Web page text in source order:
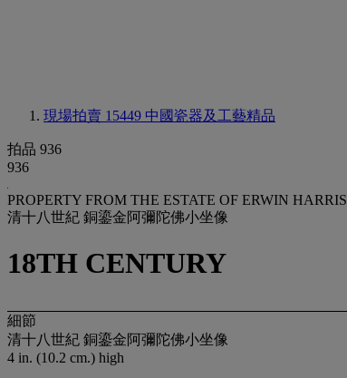
現場拍賣 15449 中國瓷器及工藝精品
拍品 936
936
PROPERTY FROM THE ESTATE OF ERWIN HARRIS
清十八世紀 銅鎏金阿彌陀佛小坐像
18TH CENTURY
細節
清十八世紀 銅鎏金阿彌陀佛小坐像
4 in. (10.2 cm.) high